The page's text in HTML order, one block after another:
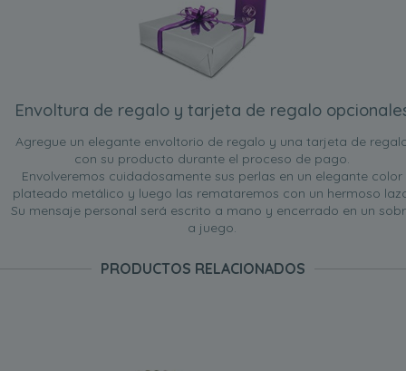
Envoltura de regalo y tarjeta de regalo
Agregue un elegante envoltorio de regalo y una tarjeta de
con su producto durante el proceso de pago.
Envolveremos cuidadosamente sus perlas en un elegante color
plateado metálico y luego las remataremos con un hermoso
Su mensaje personal será escrito a mano y encerrado en un
a juego.
PRODUCTOS RELACIONADOS